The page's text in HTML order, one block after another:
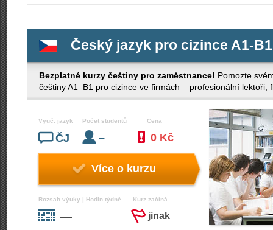
Český jazyk pro cizince A1-
Bezplatné kurzy češtiny pro zaměstnance! Pomozte
češtiny A1–B1 pro cizince ve firmách – profesionální
Vyuč. jazyk
ČJ
Počet studentů
–
Cena
0 Kč
Více o kurzu
Rozsah výuky | Hodin týdně
—
Kurz začíná
jinak